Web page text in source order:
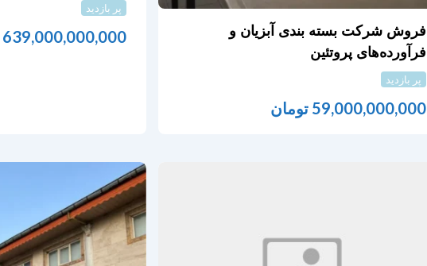
فروش شرکت بسته بندی آبزیان و
فرآورده‌های پروتئین
پر بازدید
59,000,000,000 تومان
پر بازدید
639,000,000,000